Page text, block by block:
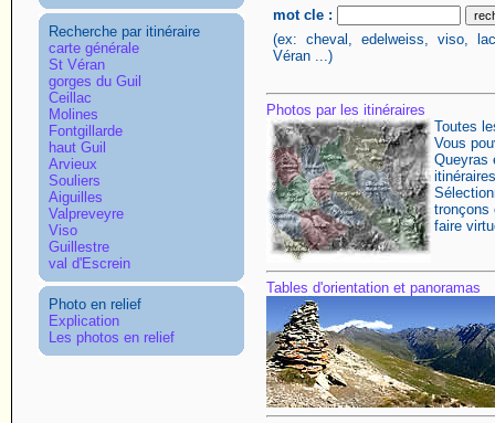
Recherche par itinéraire
carte générale
St Véran
gorges du Guil
Ceillac
Molines
Fontgillarde
haut Guil
Arvieux
Souliers
Aiguilles
Valpreveyre
Viso
Guillestre
val d'Escrein
Photo en relief
Explication
Les photos en relief
mot cle :
(ex: cheval, edelweiss, viso,
Véran ...)
Photos par les itinéraires
Toutes
Vous
Queyras
tronçons
faire
Tables d'orientation et panoramas